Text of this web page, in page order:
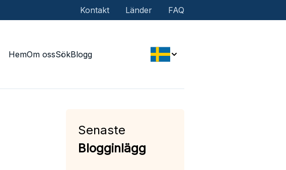
Kontakt Länder FAQ
HemOm ossSökBlogg
Senaste
Blogginlägg